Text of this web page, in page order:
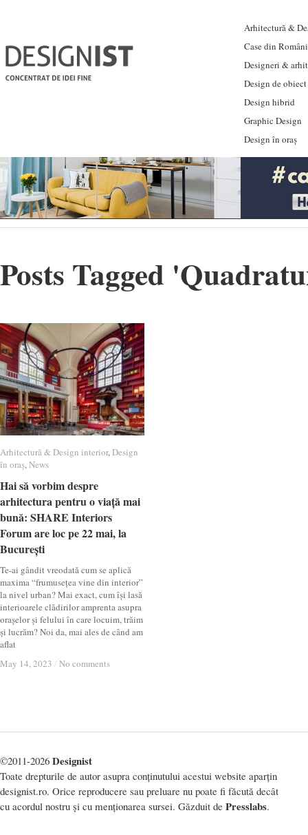
Arhitectură &
Case din
Designeri &
Design de obiect
Design hibrid
Graphic Design
Design în oraș
Posts Tagged '
Arhitectură & Design interior,Design
în oraș,News
Hai să vorbim despre
arhitectura pentru o viață mai
bună: SHARE Interiors
Forum are loc pe 22 mai, la
București
Te-ai gândit vreodată cum se aplică
maxima “frumusețea vine din interior”
la nivel urban? Mai exact, cum își lasă
interioarele clădirilor amprenta asupra
orașelor și felului în care locuim, trăim
și lucrăm? Noi da, mai ales de când am
aflat
May 14, 2023 / No comments
Arhitectură & Design interior Design
în oraș News
Hai să vorbim despre
arhitectura pentru o viață mai
bună: SHARE Interiors
Forum are loc pe 22 mai, la
București
May 14, 2023 / No comments
©2011-2026 Designist
Toate drepturile de autor asupra conținutului acestui website aparțin
designist.ro. Orice reproducere sau preluare nu poate fi făcută decât
cu acordul nostru și cu menționarea sursei. Găzduit de Presslabs.